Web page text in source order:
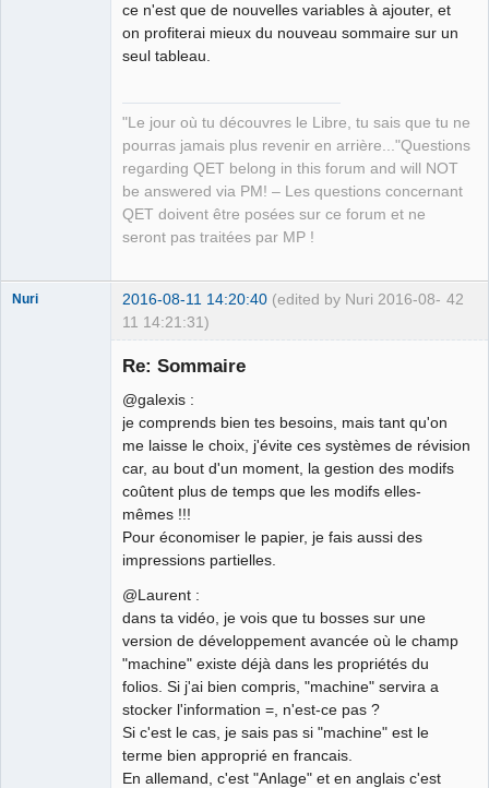
ce n'est que de nouvelles variables à ajouter, et
on profiterai mieux du nouveau sommaire sur un
seul tableau.
"Le jour où tu découvres le Libre, tu sais que tu ne
pourras jamais plus revenir en arrière..."Questions
regarding QET belong in this forum and will NOT
be answered via PM! – Les questions concernant
QET doivent être posées sur ce forum et ne
seront pas traitées par MP !
42
Nuri 2016-08-11 14:20:40 (edited by Nuri 2016-08-
11 14:21:31)
Re: Sommaire
@galexis :
je comprends bien tes besoins, mais tant qu'on
me laisse le choix, j'évite ces systèmes de révision
car, au bout d'un moment, la gestion des modifs
coûtent plus de temps que les modifs elles-
mêmes !!!
Pour économiser le papier, je fais aussi des
impressions partielles.
@Laurent :
dans ta vidéo, je vois que tu bosses sur une
version de développement avancée où le champ
"machine" existe déjà dans les propriétés du
folios. Si j'ai bien compris, "machine" servira a
stocker l'information =, n'est-ce pas ?
Si c'est le cas, je sais pas si "machine" est le
terme bien approprié en francais.
En allemand, c'est "Anlage" et en anglais c'est